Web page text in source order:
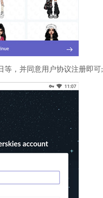
等，并同意用户协议注册即可;